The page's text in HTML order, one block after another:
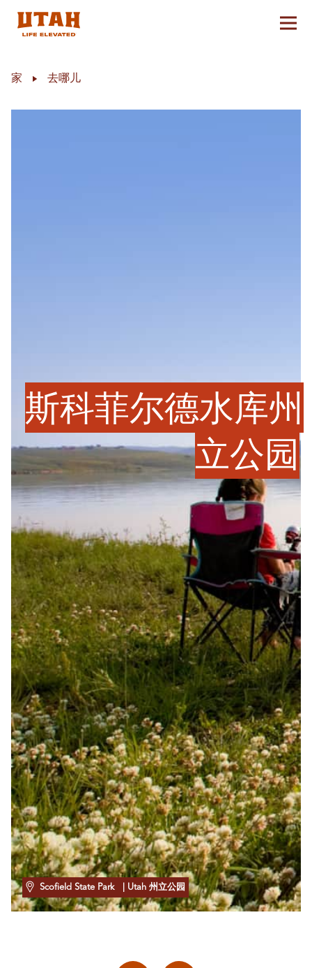
切换
家 去哪儿
斯科菲尔德水库州
立公园
Scofield State Park | Utah 州立公园